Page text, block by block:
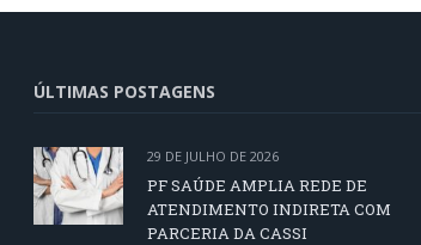
ÚLTIMAS POSTAGENS
29 DE JULHO DE 2026
PF SAÚDE AMPLIA REDE DE
ATENDIMENTO INDIRETA COM
PARCERIA DA CASSI